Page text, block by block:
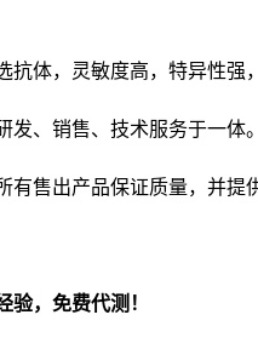
抗体，灵敏度高，特异性强
发、销售、技术服务于一体。
有售出产品保证质量，并提
验，免费代测！